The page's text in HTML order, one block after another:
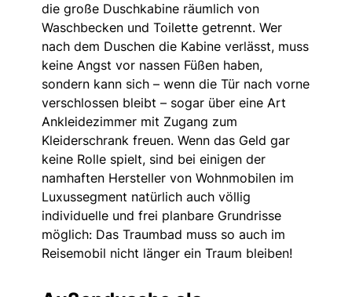
die große Duschkabine räumlich von
Waschbecken und Toilette getrennt. Wer
nach dem Duschen die Kabine verlässt, muss
keine Angst vor nassen Füßen haben,
sondern kann sich – wenn die Tür nach vorne
verschlossen bleibt – sogar über eine Art
Ankleidezimmer mit Zugang zum
Kleiderschrank freuen. Wenn das Geld gar
keine Rolle spielt, sind bei einigen der
namhaften Hersteller von Wohnmobilen im
Luxussegment natürlich auch völlig
individuelle und frei planbare Grundrisse
möglich: Das Traumbad muss so auch im
Reisemobil nicht länger ein Traum bleiben!